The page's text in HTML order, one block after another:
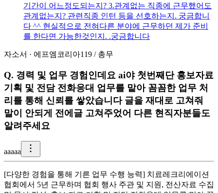
기간이 어느정도되는지? 3.관계없는 직종에 근무했어도
관계없는지? 관련직종 인턴 등을 선호하는지. 궁금합니
다 ^^ 현실적으로 전혀다른 분야에 근무하던 제가 준비
를 한다면 가능한것인지. .궁금합니다
자소서 · 에프엠코리아119 / 총무
Q. 경력 및 업무 경험인데요 ai야 첫번째단 홍보자료
기획 및 전담 전화응대 업무를 맡아 꼼꼼한 업무 처
리를 통해 신뢰를 쌓았습니다 글을 재대로 고쳐줘
말이 안되게 전에글 고쳐주었어 다른 현직자분들도
알려주세요
aaaaa
[다양한 경험을 통해 기른 업무 수행 능력] 치료레크리에이션
협회에서 5년 근무하며 협회 행사 주관 및 지원, 전산자료 수집